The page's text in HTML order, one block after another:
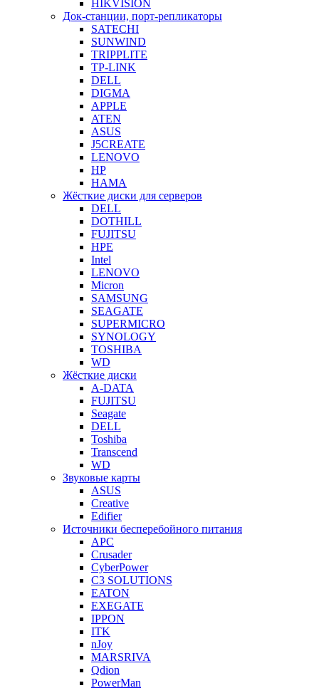
HIKVISION
Док-станции, порт-репликаторы
SATECHI
SUNWIND
TRIPPLITE
TP-LINK
DELL
DIGMA
APPLE
ATEN
ASUS
J5CREATE
LENOVO
HP
HAMA
Жёсткие диски для серверов
DELL
DOTHILL
FUJITSU
HPE
Intel
LENOVO
Micron
SAMSUNG
SEAGATE
SUPERMICRO
SYNOLOGY
TOSHIBA
WD
Жёсткие диски
A-DATA
FUJITSU
Seagate
DELL
Toshiba
Transcend
WD
Звуковые карты
ASUS
Creative
Edifier
Источники бесперебойного питания
APC
Crusader
CyberPower
C3 SOLUTIONS
EATON
EXEGATE
IPPON
ITK
nJoy
MARSRIVA
Qdion
PowerMan